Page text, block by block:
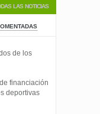
LAS NOTICIAS
de los
financiación
deportivas